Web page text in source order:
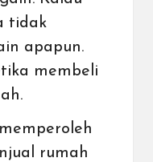
tidak
apapun.
membeli
rumah